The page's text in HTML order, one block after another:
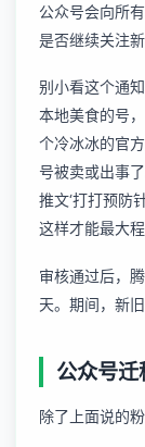
公众号会向所
是否继续关注新
别小看这个通
本地美食的号
个冷冰冰的官
号被卖或出事
推文‘打打预防
这样才能最大程
审核通过后，
天。期间，新
公众号
除了上面说的